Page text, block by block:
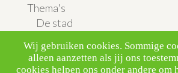
Thema's
De stad
Landbouw & Veeteelt
Luchtkwaliteit & verkeer
Wij gebruiken cookies. Sommige
alleen aanzetten als jij ons
cookies helpen ons onder andere om